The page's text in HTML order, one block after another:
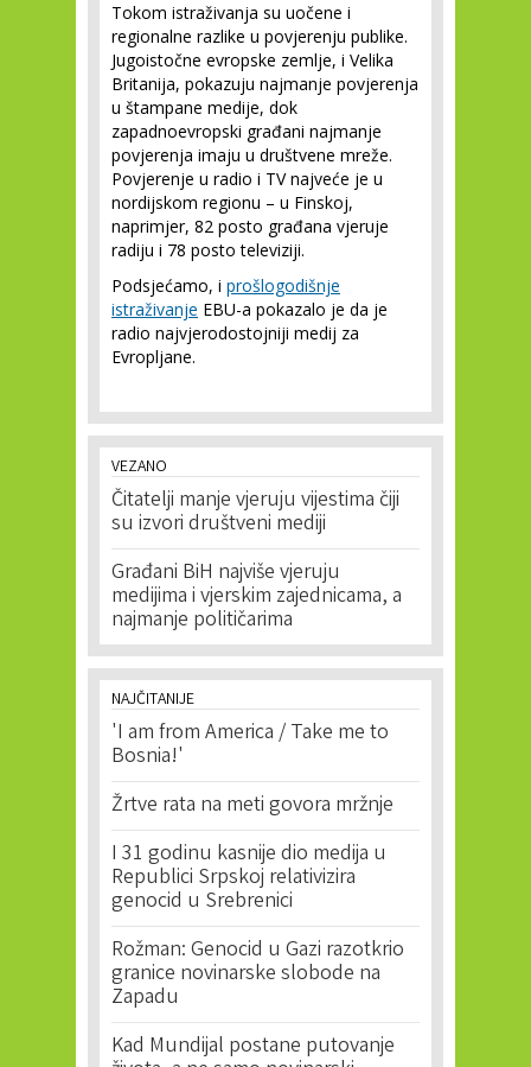
Tokom istraživanja su uočene i
regionalne razlike u povjerenju publike.
Jugoistočne evropske zemlje, i Velika
Britanija, pokazuju najmanje povjerenja
u štampane medije, dok
zapadnoevropski građani najmanje
povjerenja imaju u društvene mreže.
Povjerenje u radio i TV najveće je u
nordijskom regionu – u Finskoj,
naprimjer, 82 posto građana vjeruje
radiju i 78 posto televiziji.
Podsjećamo, i prošlogodišnje
istraživanje EBU-a pokazalo je da je
radio najvjerodostojniji medij za
Evropljane.
VEZANO
Čitatelji manje vjeruju vijestima čiji
su izvori društveni mediji
Građani BiH najviše vjeruju
medijima i vjerskim zajednicama, a
najmanje političarima
NAJČITANIJE
'I am from America / Take me to
Bosnia!'
Žrtve rata na meti govora mržnje
I 31 godinu kasnije dio medija u
Republici Srpskoj relativizira
genocid u Srebrenici
Rožman: Genocid u Gazi razotkrio
granice novinarske slobode na
Zapadu
Kad Mundijal postane putovanje